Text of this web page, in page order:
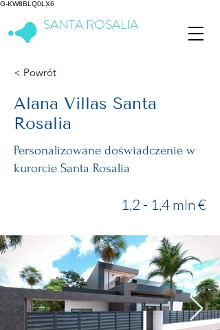
G-KW8BLQ0LX6
SANTA ROSALIA
< Powrót
Alana Villas Santa
Rosalia
Personalizowane doświadczenie w
kurorcie Santa Rosalia
1,2 - 1,4 mln €